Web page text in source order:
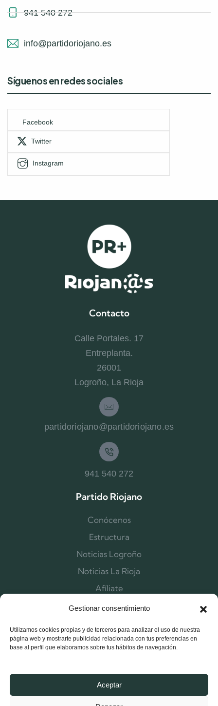
Gestionar consentimiento
Utilizamos cookies propias y de terceros para analizar el uso de nuestra
página web y mostrarte publicidad relacionada con tus preferencias en
base al perfil que elaboramos sobre tus hábitos de navegación.
Aceptar
941 540 272
info@partidoriojano.es
Síguenos en redes sociales
Facebook
Twitter
Instagram
Contacto
Calle Portales. 17
Entreplanta.
26001
Logroño, La Rioja
partidoriojano@partidoriojano.es
941 540 272
Partido Riojano
Conócenos
Estructura
Noticias Logroño
Noticias La Rioja
Afíliate
Contacta